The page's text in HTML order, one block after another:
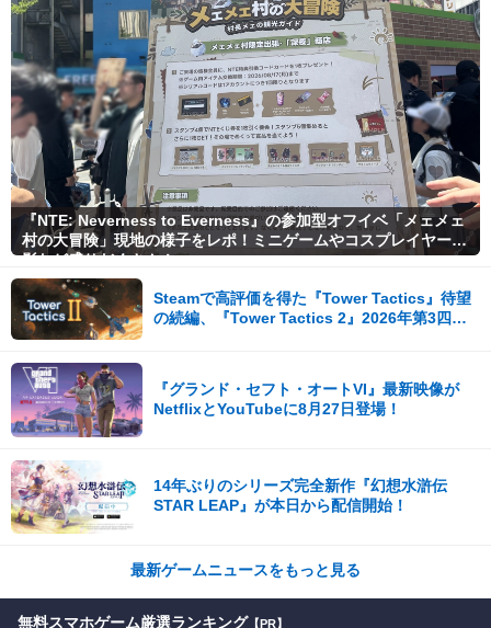
『NTE: Neverness to Everness』の参加型オフイベ「メェメェ
村の大冒険」現地の様子をレポ！ミニゲームやコスプレイヤー撮
影など盛りだくさん！
Steamで高評価を得た『Tower Tactics』待望
の続編、『Tower Tactics 2』2026年第3四半
『グランド・セフト・オートVI』最新映像が
NetflixとYouTubeに8月27日登場！
14年ぶりのシリーズ完全新作『幻想水滸伝
STAR LEAP』が本日から配信開始！
最新ゲームニュースをもっと見る
無料スマホゲーム厳選ランキング 【PR】